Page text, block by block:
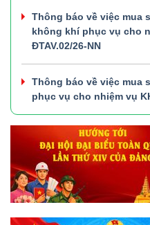
Thông báo về việc mua
không khí phục vụ cho
ĐTAV.02/26-NN
Thông báo về việc mua
phục vụ cho nhiệm vụ